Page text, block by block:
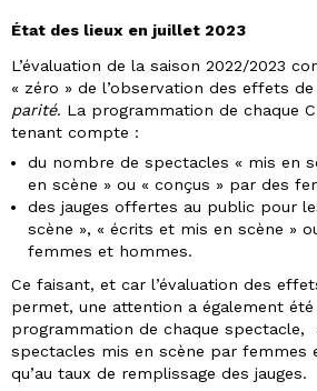
État des lieux en juillet 2023
L’évaluation de la saison 2022/2023
« zéro » de l’observation des effets
parité. La programmation de chaque
tenant compte :
du nombre de spectacles « mis en
en scène » ou « conçus » par des
des jauges offertes au public pour
scène », « écrits et mis en scène »
femmes et hommes.
Ce faisant, et car l’évaluation des
permet, une attention a également
programmation de chaque spectacle,
spectacles mis en scène par femmes
qu’au taux de remplissage des jauges.